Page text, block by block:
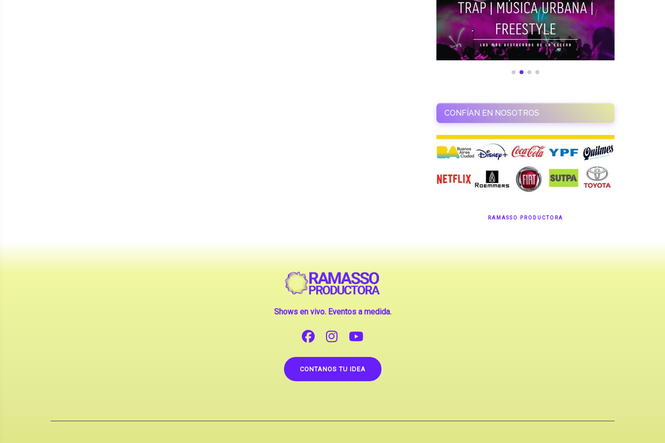
CONFÍAN EN NOSOTROS
RAMASSO PRODUCTORA
Shows en vivo. Eventos a medida.
CONTANOS TU IDEA